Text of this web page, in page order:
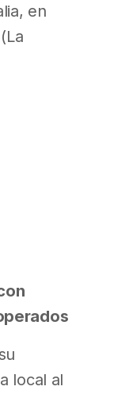
en
local al